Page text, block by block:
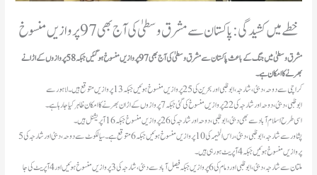
خطے میں کشیدگی: پاکستان سے مشرق وسطیٰ کی آج بھی97 پروازیں منسوخ
مشرق وسطیٰ میں جنگ کے باعث پاکستان سے مشرق وسطیٰ کی آج بھی97 پروازیں منسوخ ہوگئیں جبکہ 58 پروازوں کے اڑانے
بھرنے کا امکان ہے۔
کراچی سے دوحہ،دبئی، شارجہ ، ابوظبی اوربحرین کی 25 پروازیں منسوخ ہوئیں جبکہ13 پروازیں متوقع ہیں۔ لاہور سے
ابوظبی،دبئی،دوحہ اور شارجہ کی 22 پروازیں منسوخ کی گئی جبکہ 7 پروازوں کے اڑان بھرنے کا امکان ظاہر کیا جارہا ہے۔
اسی طرح اسلام آباد سے بھی دبئی، ابوظبی، دوحہ اور شارجہ کی 26 پروازیں منسوخ جبکہ16 آپریشنل ہیں۔
پشاور سے شارجہ،ابوظبی، دبئی، راس الخیمہ کی 10 پروازیں منسوخ ہوئیں جبکہ6 متوقع ہے۔ سیالکوٹ سے دوحہ، دبئی اور شارجہ کی 5
پروازیں منسوخ ہوئیں جبکہ 4 آپریٹ ہورہی ہیں۔
ملتان سے شارجہ، دبئی،ابوظبی اور دمام کی 6 پروازیں جبکہ فیصل آباد سے دبئی،شارجہ کی 3 پروازیں منسوخ ہوئیں اور 4 آپریٹ کی جا